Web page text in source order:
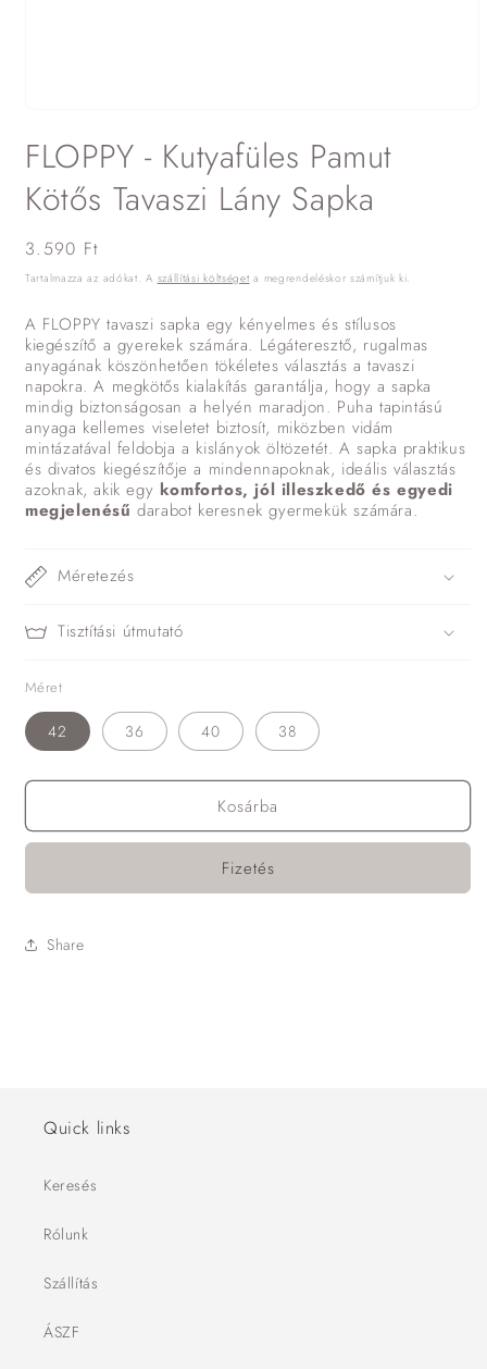
megnyitása
a
párbeszédpanelen
FLOPPY - Kutyafüles Pamut
Kötős Tavaszi Lány Sapka
Normál
ár
3.590 Ft
Tartalmazza az adókat. A szállítási költséget a megrendeléskor számítjuk ki.
A FLOPPY tavaszi sapka egy kényelmes és stílusos
kiegészítő a gyerekek számára. Légáteresztő, rugalmas
anyagának köszönhetően tökéletes választás a tavaszi
napokra.A megkötős kialakítás garantálja, hogy a sapka
mindig biztonságosan a helyén maradjon. Puha tapintású
anyaga kellemes viseletet biztosít, miközben vidám
mintázatával feldobja a kislányok öltözetét. A sapka praktikus
és divatos kiegészítője a mindennapoknak, ideális választás
azoknak, akik egy komfortos, jól illeszkedő és egyedi
megjelenésű darabot keresnek gyermekük számára.
Méretezés
Tisztítási útmutató
Méret
42 36 40 38
Kosárba
Fizetés
Share
Quick links
Keresés
Rólunk
Szállítás
ÁSZF